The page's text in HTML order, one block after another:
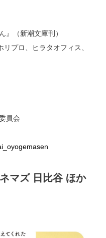
』（新潮文庫刊）
プロ、ヒラタオフィス、
員会
マズ 日比谷 ほか